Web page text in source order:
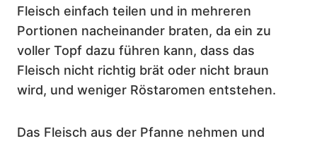
Fleisch einfach teilen und in mehreren
Portionen nacheinander braten, da ein zu
voller Topf dazu führen kann, dass das
Fleisch nicht richtig brät oder nicht braun
wird, und weniger Röstaromen entstehen.
Das Fleisch aus der Pfanne nehmen und